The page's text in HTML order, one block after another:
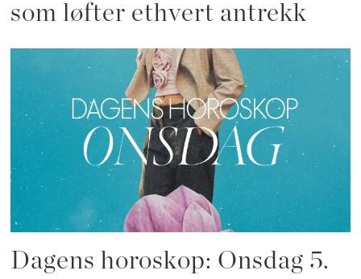
som løfter ethvert antrekk
Dagens horoskop: Onsdag 5.